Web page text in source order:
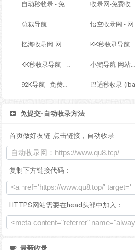
自动秒收录 - 免费自动秒收录网址导航 收录网-免费收录正规网站-免费发布软文
总裁导航 悟空收录网 - 网址导航大全 | 网站免费收录 | 软文外链发布平台
忆海收录网-网址外链_自动收录网站_自助友情链接平台_网站广告_软文发布_站长交易_站长资源 KK秒收录导航 - ACG萌次元丨ACG导航网丨二次元导航丨资源网导航丨福利网址导航 - KK秒收录导航网
KK秒收录导航 - ACG萌次元丨ACG导航网丨二次元导航丨资源网导航丨福利网址导航 - KK秒收录导航网 小鹅导航-网站收录-自动收录网-网址收录-自动秒收录
92K导航 - 免费自动秒收录网址导航 巴适秒收录-(ibashi.net) - 巴适导航分类网站目录 - 自助网址提交自动收录
免提交-自动收录方法
首页做好友链-点击链接，自动收录
复制下方链接代码：
HTTPS网站需要在head头部中加入：
最新收录